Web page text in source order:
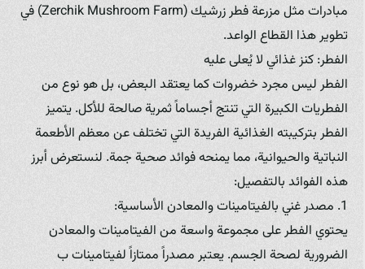
مبادرات مثل مزرعة فطر زرشيك (Zerchik Mushroom Farm) في
تطوير هذا القطاع الواعد.
الفطر: كنز غذائي لا يُعلى عليه
الفطر ليس مجرد خضروات كما يعتقد البعض، بل هو نوع من
الفطريات الكبيرة التي تنتج أجساماً ثمرية صالحة للأكل. يتميز
الفطر بتركيبته الغذائية الفريدة التي تختلف عن معظم الأطعمة
النباتية والحيوانية، مما يمنحه فوائد صحية جمة. لنستعرض أبرز
هذه الفوائد بالتفصيل:
1. مصدر غني بالفيتامينات والمعادن الأساسية:
يحتوي الفطر على مجموعة واسعة من الفيتامينات والمعادن
الضرورية لصحة الجسم. يعتبر مصدراً ممتازاً لفيتامينات ب